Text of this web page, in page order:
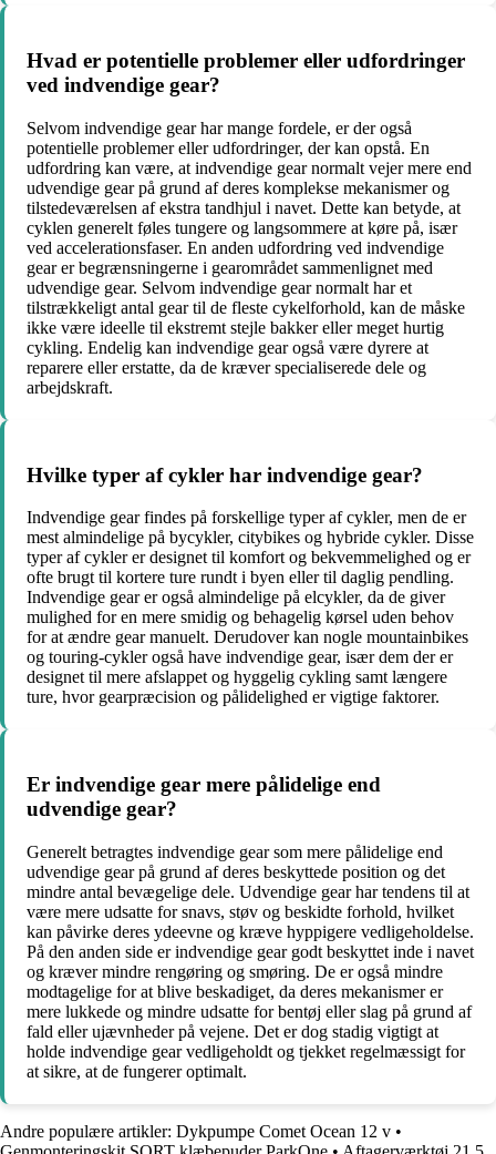
Hvad er potentielle problemer eller udfordringer
ved indvendige gear?
Selvom indvendige gear har mange fordele, er der også
potentielle problemer eller udfordringer, der kan opstå. En
udfordring kan være, at indvendige gear normalt vejer mere end
udvendige gear på grund af deres komplekse mekanismer og
tilstedeværelsen af ​​ekstra tandhjul i navet. Dette kan betyde, at
cyklen generelt føles tungere og langsommere at køre på, især
ved accelerationsfaser. En anden udfordring ved indvendige
gear er begrænsningerne i gearområdet sammenlignet med
udvendige gear. Selvom indvendige gear normalt har et
tilstrækkeligt antal gear til de fleste cykelforhold, kan de måske
ikke være ideelle til ekstremt stejle bakker eller meget hurtig
cykling. Endelig kan indvendige gear også være dyrere at
reparere eller erstatte, da de kræver specialiserede dele og
arbejdskraft.
Hvilke typer af cykler har indvendige gear?
Indvendige gear findes på forskellige typer af cykler, men de er
mest almindelige på bycykler, citybikes og hybride cykler. Disse
typer af cykler er designet til komfort og bekvemmelighed og er
ofte brugt til kortere ture rundt i byen eller til daglig pendling.
Indvendige gear er også almindelige på elcykler, da de giver
mulighed for en mere smidig og behagelig kørsel uden behov
for at ændre gear manuelt. Derudover kan nogle mountainbikes
og touring-cykler også have indvendige gear, især dem der er
designet til mere afslappet og hyggelig cykling samt længere
ture, hvor gearpræcision og pålidelighed er vigtige faktorer.
Er indvendige gear mere pålidelige end
udvendige gear?
Generelt betragtes indvendige gear som mere pålidelige end
udvendige gear på grund af deres beskyttede position og det
mindre antal bevægelige dele. Udvendige gear har tendens til at
være mere udsatte for snavs, støv og beskidte forhold, hvilket
kan påvirke deres ydeevne og kræve hyppigere vedligeholdelse.
På den anden side er indvendige gear godt beskyttet inde i navet
og kræver mindre rengøring og smøring. De er også mindre
modtagelige for at blive beskadiget, da deres mekanismer er
mere lukkede og mindre udsatte for bentøj eller slag på grund af
fald eller ujævnheder på vejene. Det er dog stadig vigtigt at
holde indvendige gear vedligeholdt og tjekket regelmæssigt for
at sikre, at de fungerer optimalt.
Andre populære artikler: Dykpumpe Comet Ocean 12 v •